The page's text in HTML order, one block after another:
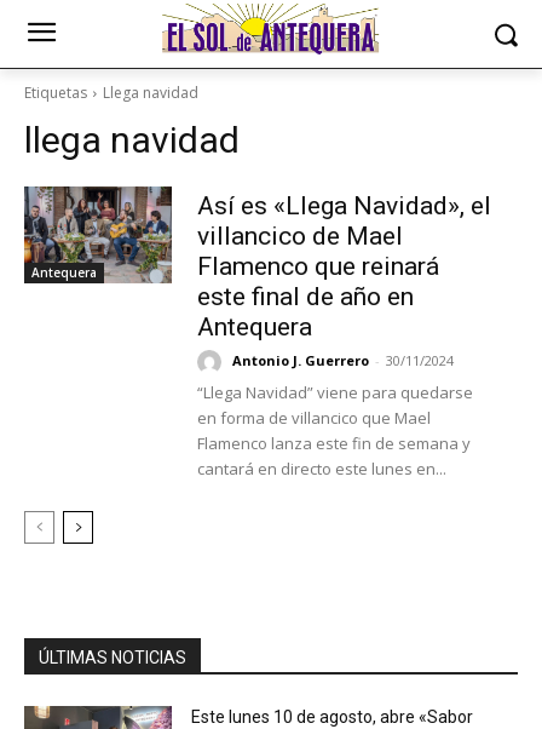
Etiquetas Llega navidad
llega navidad
Antequera
Así es «Llega Navidad», el
villancico de Mael
Flamenco que reinará
este final de año en
Antequera
Antonio J. Guerrero - 30/11/2024
“Llega Navidad” viene para quedarse
en forma de villancico que Mael
Flamenco lanza este fin de semana y
cantará en directo este lunes en...
ÚLTIMAS NOTICIAS
Este lunes 10 de agosto, abre «Sabor